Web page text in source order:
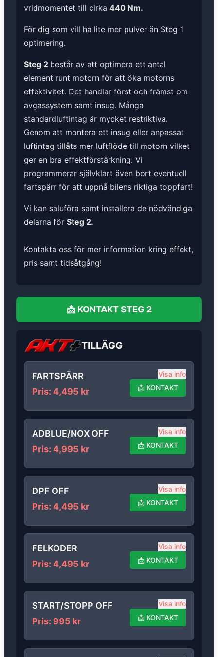
vridmomentet till cirka 440 Nm.
För dig som vill ha lite mer pulver än Steg 1
optimering.
Steg 2 består av att optimera ett antal
element runt motorn för att öka motorns
effektivitet. Det handlar först och främst om
avgassystem samt insug. Många
standardluftintag är mycket restriktiva.
Genom att montera ett insug eller anpassat
luftintag tillåts mer luftflöde till motorn vilket
ger en bra effektförstärkning. Vi
programmerar självklart även bort eventuell
fartspärr för att uppnå bilens riktiga toppfart!
Vi kan saluföra samt installera de nödvändiga
delarna för Steg 2.
Kontakta oss för mer information kring effekt,
pris samt tidsåtgång!
📩 KONTAKT STEG 2
TILLÄGG
FARTSPÄRR
Pris: 4,495 kr
Visa info
📩 KONTAKT
ADBLUE/NOX OFF
Pris: 4,995 kr
Visa info
📩 KONTAKT
DPF OFF
Pris: 4,495 kr
Visa info
📩 KONTAKT
FELKODER
Pris: 4,495 kr
Visa info
📩 KONTAKT
START/STOPP OFF
Pris: 995 kr
Visa info
📩 KONTAKT